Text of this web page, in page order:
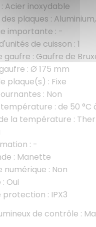
Acier inoxydable
plaques :
importante : -
de cuisson : 1
gaufre : Gaufre de
: Ø 175 mm
plaque(s) : Fixe
: Non
: de 50 °C
la température :
: -
: Manette
numérique : Non
Oui
protection : IPX3
de contrôle :